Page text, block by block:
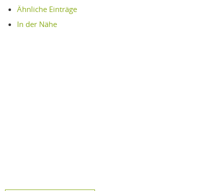
Ähnliche Einträge
In der Nähe